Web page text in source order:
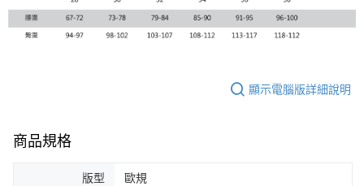
顯示電腦版詳細說明
商品規格
版型 歐規